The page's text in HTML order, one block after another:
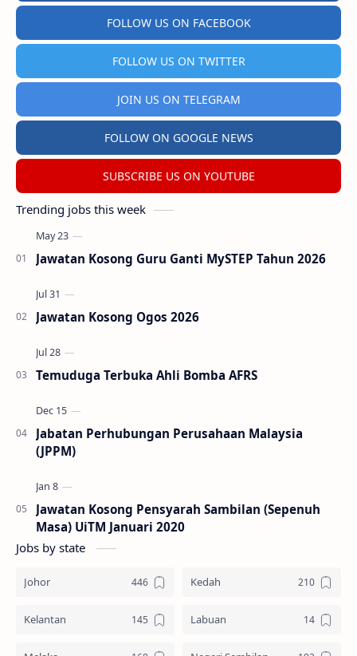
FOLLOW US ON FACEBOOK
FOLLOW US ON TWITTER
JOIN US ON TELEGRAM
FOLLOW ON GOOGLE NEWS
SUBSCRIBE US ON YOUTUBE
Trending jobs this week
Jawatan Kosong Guru Ganti MySTEP Tahun 2026
Jawatan Kosong Ogos 2026
Temuduga Terbuka Ahli Bomba AFRS
Jabatan Perhubungan Perusahaan Malaysia
(JPPM)
Jawatan Kosong Pensyarah Sambilan (Sepenuh
Masa) UiTM Januari 2020
Jobs by state
Johor Kedah
Kelantan Labuan